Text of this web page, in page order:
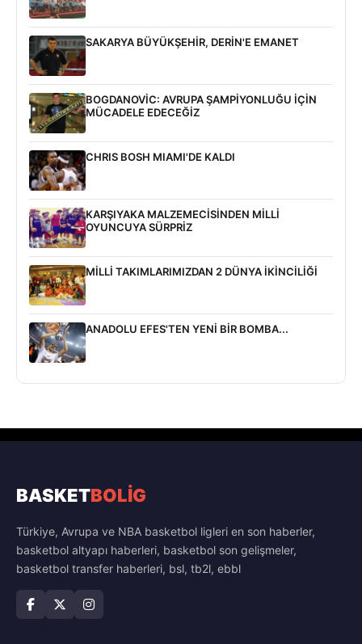
SAKARYA BÜYÜKŞEHİR, DERİN'E EMANET
BOGDANOVİC: AVRUPA ŞAMPİYONLUĞU İÇİN
MÜCADELE EDECEĞİZ
CHRIS BOSH MIAMI'DE KALDI
KARŞIYAKA MALZEMECİSİNDEN MİLLİ
OYUNCUYA SÜRPRİZ
MİLLİ TAKIMLARIMIZDAN 2 DÜNYA İKİNCİLİĞİ
ANADOLU EFES'TEN YENİ BİR BOMBA...
BASKETBOLİG
Türkiye, Avrupa ve NBA basketbol ligleri en son haberler,
basketbol altyapı haberleri, basketbol son gelişmeler,
basketbol transfer haberleri, bsl, tb2l, ebbl